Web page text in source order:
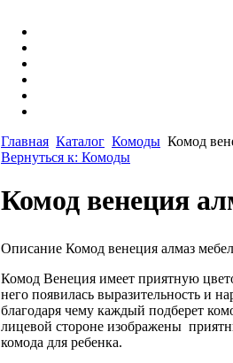
Главная Каталог Комоды Комод
Вернуться к: Комоды
Комод венеция
Описание Комод венеция алмаз
Комод Венеция имеет приятную
него появилась выразительность и
благодаря чему каждый подберет
лицевой стороне изображены
комода для ребенка.